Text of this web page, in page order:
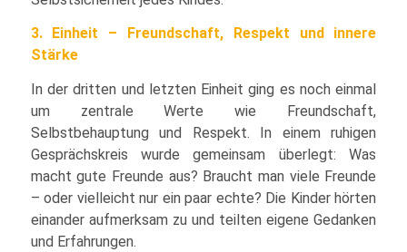
3. Einheit – Freundschaft, Respekt und innere
Stärke
In der dritten und letzten Einheit ging es noch einmal
um zentrale Werte wie Freundschaft,
Selbstbehauptung und Respekt. In einem ruhigen
Gesprächskreis wurde gemeinsam überlegt: Was
macht gute Freunde aus? Braucht man viele Freunde
– oder vielleicht nur ein paar echte? Die Kinder hörten
einander aufmerksam zu und teilten eigene Gedanken
und Erfahrungen.